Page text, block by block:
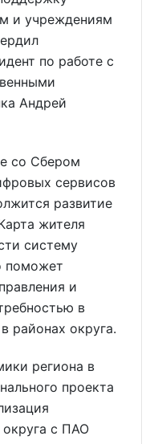
и учреждениям
по работе с
Андрей
со Сбером
сервисов
развитие
жителя
систему
поможет
и
в
районах округа.
региона в
проекта
округа с ПАО